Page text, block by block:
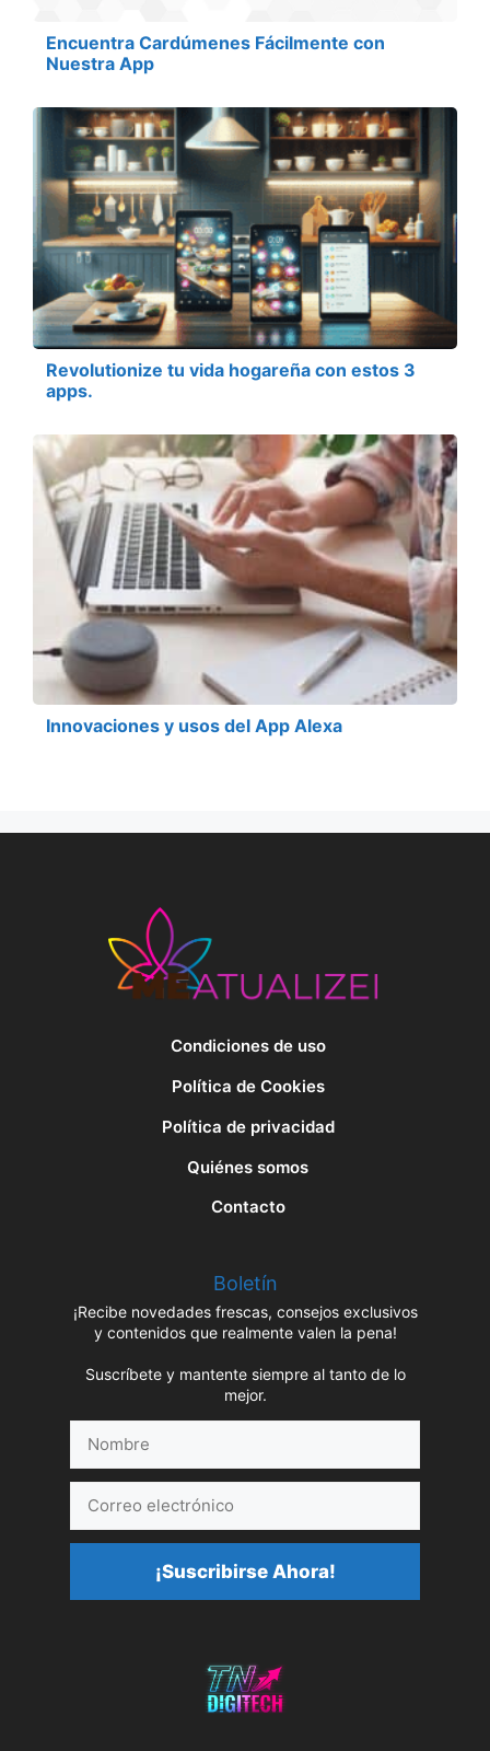
Encuentra Cardúmenes Fácilmente con
Nuestra App
Revolutionize tu vida hogareña con estos 3
apps.
Innovaciones y usos del App Alexa
Condiciones de uso
Política de Cookies
Política de privacidad
Quiénes somos
Contacto
Boletín
¡Recibe novedades frescas, consejos exclusivos
y contenidos que realmente valen la pena!
Suscríbete y mantente siempre al tanto de lo
mejor.
electrónico
¡Suscribirse Ahora!